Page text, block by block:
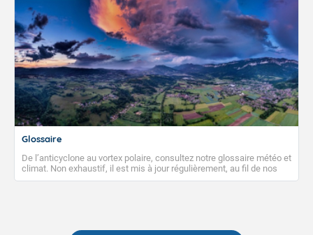
Glossaire
De l’anticyclone au vortex polaire, consultez notre glossaire météo et
climat. Non exhaustif, il est mis à jour régulièrement, au fil de nos
publications. Vous y trouverez également des liens utiles vers nos